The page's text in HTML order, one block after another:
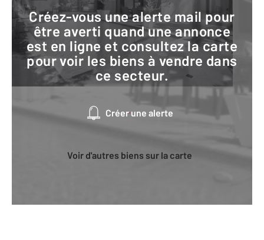
Créez-vous une alerte mail pour
être averti quand une annonce
est en ligne et consultez la carte
pour voir les biens à vendre dans
ce secteur.
Créer une alerte
Voir d'autres biens sur la carte